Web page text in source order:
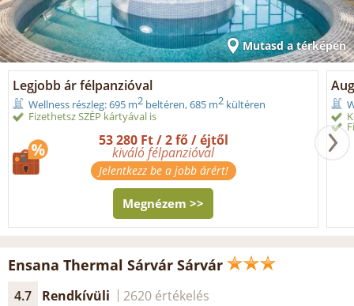
Mutasd a térképen
Legjobb ár félpanzióval
Wellness részleg: 695 m2 beltéren, 685 m2 kültéren
Fizethetsz SZÉP kártyával is
53 280 Ft / 2 fő / éjtől
kiváló félpanzióval
Jelentkezz be a jobb árért!
Megnézem >>
Ensana Thermal Sárvár Sárvár
4.7 Rendkívüli 2620 értékelés